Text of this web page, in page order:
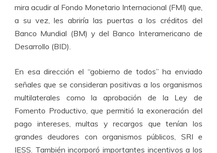
mira acudir al Fondo Monetario Internacional (FMI) que,
a su vez, les abriría las puertas a los créditos del
Banco Mundial (BM) y del Banco Interamericano de
Desarrollo (BID).
En esa dirección el “gobierno de todos” ha enviado
señales que se consideran positivas a los organismos
multilaterales como la aprobación de la Ley de
Fomento Productivo, que permitió la exoneración del
pago intereses, multas y recargos que tenían los
grandes deudores con organismos públicos, SRI e
IESS. También incorporó importantes incentivos a los